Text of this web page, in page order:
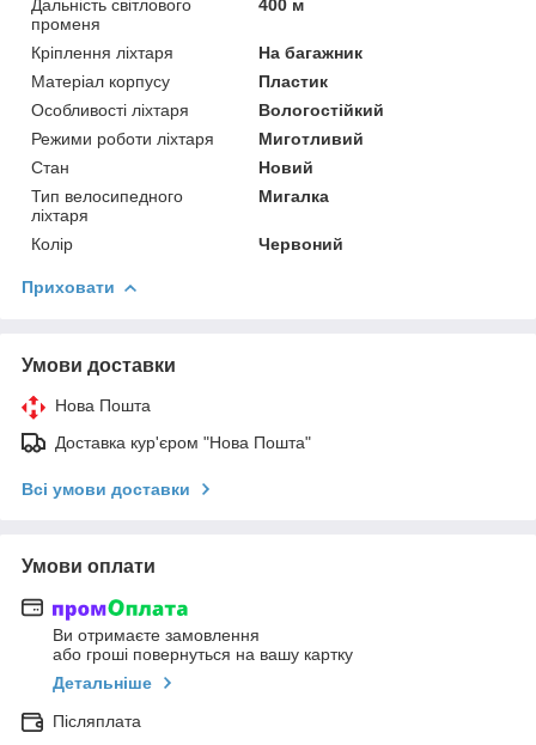
Дальність світлового
променя
400 м
Кріплення ліхтаря
На багажник
Матеріал корпусу
Пластик
Особливості ліхтаря
Вологостійкий
Режими роботи ліхтаря
Миготливий
Стан
Новий
Тип велосипедного
ліхтаря
Мигалка
Колір Червоний
Приховати
Умови доставки
Нова Пошта
Доставка кур'єром "Нова Пошта"
Всі умови доставки
Умови оплати
Ви отримаєте замовлення
або гроші повернуться на вашу картку
Детальніше
Післяплата